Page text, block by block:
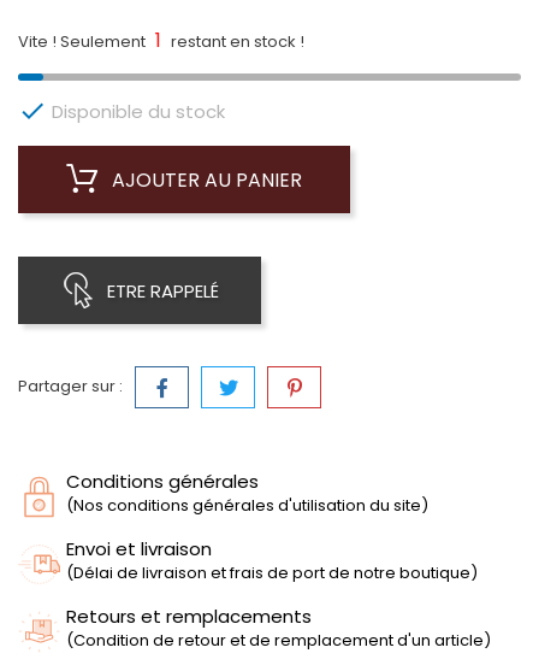
Vite ! Seulement 1 restant en stock !
 Disponible du stock
AJOUTER AU PANIER
ETRE RAPPELÉ
Partager sur :
Conditions générales
(Nos conditions générales d'utilisation du site)
Envoi et livraison
(Délai de livraison et frais de port de notre boutique)
Retours et remplacements
(Condition de retour et de remplacement d'un article)